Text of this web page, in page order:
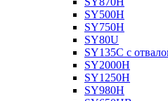
SY500H
SY750H
SY80U
SY135C с
SY2000H
SY1250H
SY980H